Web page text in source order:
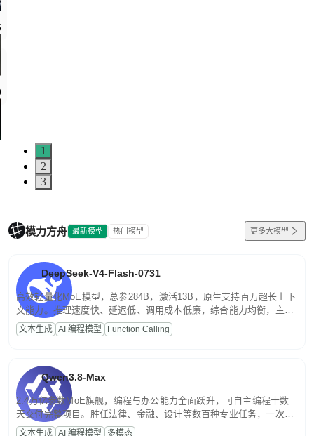
1
2
3
模力方舟 最新模型 热门模型 更多大模型
DeepSeek-V4-Flash-0731
高效轻量化MoE模型，总参284B，激活13B，原生支持百万超长上下
文能力。推理速度快、延迟低、调用成本低廉，综合能力均衡，主打
高并发、轻量化任务，适合日常对话、内容创作、基础 RAG、批量
文案处理等普惠刚需场景。
文本生成 AI 编程模型 Function Calling
Qwen3.8-Max
2.4万亿参数MoE旗舰，编程与办公能力全面跃升，可自主编程十数
天交付完整项目。胜任法律、金融、设计等数百种专业任务，一次对
话端到端交付生产级成果。原生视觉理解贯穿规划、执行与验证全流
文本生成 AI 编程模型 多模态